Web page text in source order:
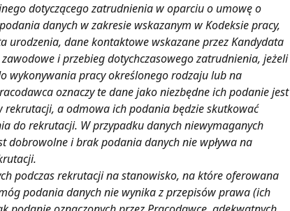
dotyczącego zatrudnienia w oparciu o umowę o
danych w zakresie wskazanym w Kodeksie pracy,
urodzenia, dane kontaktowe wskazane przez Kandydata
i przebieg dotychczasowego zatrudnienia, jeżeli
wykonywania pracy określonego rodzaju lub na
oznaczy te dane jako niezbędne ich podanie jest
rekrutacji, a odmowa ich podania będzie skutkować
do rekrutacji. W przypadku danych niewymaganych
dobrowolne i brak podania danych nie wpływa na
podczas rekrutacji na stanowisko, na które oferowana
podania danych nie wynika z przepisów prawa (ich